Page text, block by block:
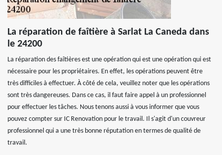
La réparation de faîtière à Sarlat La Caneda dans
le 24200
La réparation des faîtières est une opération qui est une opération qui est
nécessaire pour les propriétaires. En effet, les opérations peuvent être
très difficiles à effectuer. À côté de cela, veuillez noter que les opérations
sont très dangereuses. Dans ce cas, il faut faire appel à un professionnel
pour effectuer les tâches. Nous tenons aussi à vous informer que vous
pouvez compter sur IC Renovation pour le travail. Il s'agit d'un couvreur
professionnel qui a une très bonne réputation en termes de qualité de
travail.